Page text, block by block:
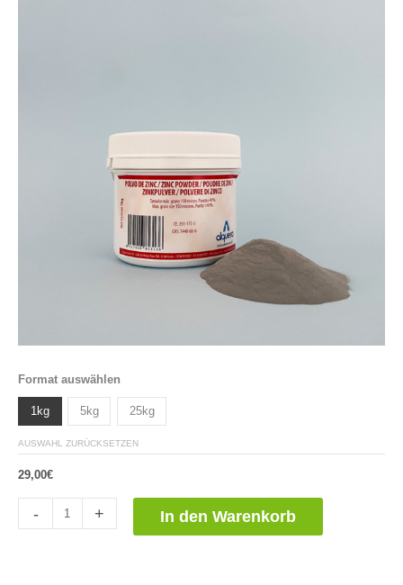
Format auswählen
1kg 5kg 25kg
AUSWAHL ZURÜCKSETZEN
29,00€
- + In den Warenkorb